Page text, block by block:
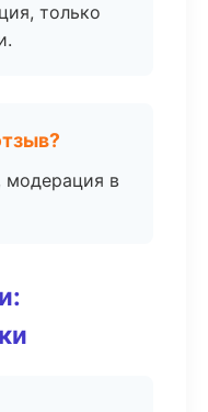
только
модерация в